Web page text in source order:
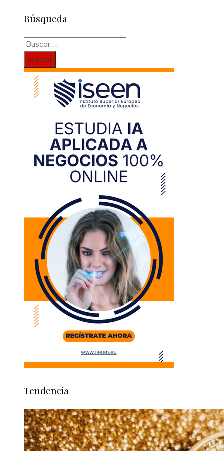
Búsqueda
Buscar:
Tendencia